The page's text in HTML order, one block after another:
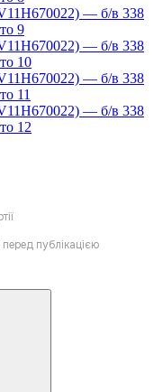
публікацією